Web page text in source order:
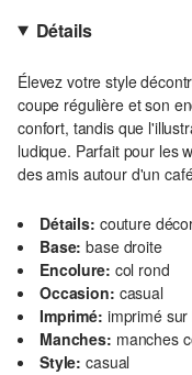
Détails
Élevez votre style
coupe régulière et son
confort, tandis que
ludique. Parfait pour les
des amis autour d'un
Détails: couture
Base: base droite
Encolure: col rond
Occasion: casual
Imprimé: imprimé
Manches: manches
Style: casual